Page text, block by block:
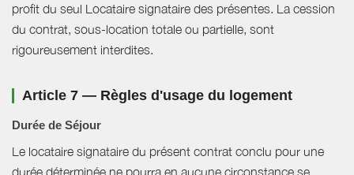
profit du seul Locataire signataire des présentes. La cession
du contrat, sous-location totale ou partielle, sont
rigoureusement interdites.
Article 7 — Règles d'usage du logement
Durée de Séjour
Le locataire signataire du présent contrat conclu pour une
durée déterminée ne pourra en aucune circonstance se